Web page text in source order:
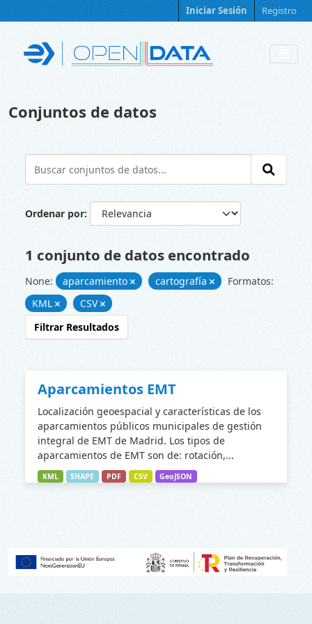
Iniciar Sesión Registro
Conjuntos de datos
Ordenar por
1 conjunto de datos encontrado
None: aparcamiento cartografía
Formatos:
KML
CSV
Filtrar Resultados
Aparcamientos EMT
Localización geoespacial y características de los
aparcamientos públicos municipales de gestión
integral de EMT de Madrid. Los tipos de
aparcamientos de EMT son de: rotación,...
KML SHAPE PDF CSV GeoJSON